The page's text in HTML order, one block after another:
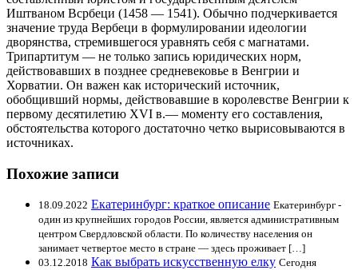
Иштваном Всрбеци (1458 — 1541). Обычно подчеркивается
значение труда Вербеци в формулировании идеологии
дворянства, стремившегося уравнять себя с магнатами.
Трипартитум — не только запись юридических норм,
действовавших в позднее средневековье в Венгрии и
Хорватии. Он важен как исторический источник,
обобщивший нормы, действовавшие в королевстве Венгрии к
первому десятилетию XVI в.— моменту его составления,
обстоятельства которого достаточно четко вырисовываются в
источниках.
Похожие записи
18.09.2022 Екатеринбург: краткое описание Екатеринбург -
один из крупнейших городов России, является административным
центром Свердловской области. По количеству населения он
занимает четвертое место в стране — здесь проживает […]
03.12.2018 Как выбрать искусственную елку Сегодня